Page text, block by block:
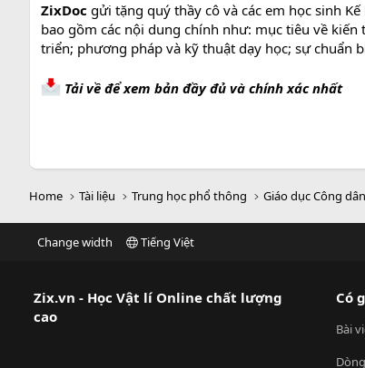
ZixDoc gửi tặng quý thầy cô và các em học sinh
bao gồm các nội dung chính như: mục tiêu về
triển; phương pháp và kỹ thuật dạy học; sự chuẩn
Tải về để xem bản đầy đủ và chính xác nhất
Home Tài liệu Trung học phổ thông Giáo dục Công dân
Change width Tiếng Việt
Zix.vn - Học Vật lí Online chất lượng
cao
Có
Bài